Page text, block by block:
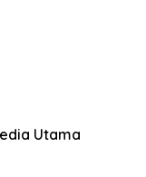
Utama